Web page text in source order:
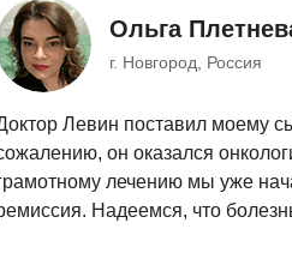
Ольга
г. Новгород, Россия
Левин поставил моему
он оказался
лечению мы уже
Надеемся, что